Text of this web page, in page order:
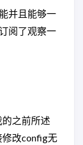
并且能够一
阅了观察一
之前所述
修改config无